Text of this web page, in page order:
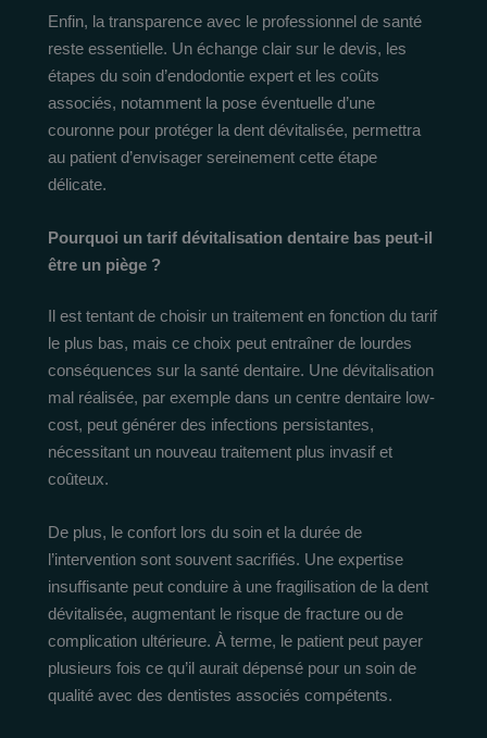
Enfin, la transparence avec le professionnel de santé
reste essentielle. Un échange clair sur le devis, les
étapes du soin d’endodontie expert et les coûts
associés, notamment la pose éventuelle d’une
couronne pour protéger la dent dévitalisée, permettra
au patient d’envisager sereinement cette étape
délicate.
Pourquoi un tarif dévitalisation dentaire bas peut-il
être un piège ?
Il est tentant de choisir un traitement en fonction du tarif
le plus bas, mais ce choix peut entraîner de lourdes
conséquences sur la santé dentaire. Une dévitalisation
mal réalisée, par exemple dans un centre dentaire low-
cost, peut générer des infections persistantes,
nécessitant un nouveau traitement plus invasif et
coûteux.
De plus, le confort lors du soin et la durée de
l’intervention sont souvent sacrifiés. Une expertise
insuffisante peut conduire à une fragilisation de la dent
dévitalisée, augmentant le risque de fracture ou de
complication ultérieure. À terme, le patient peut payer
plusieurs fois ce qu’il aurait dépensé pour un soin de
qualité avec des dentistes associés compétents.